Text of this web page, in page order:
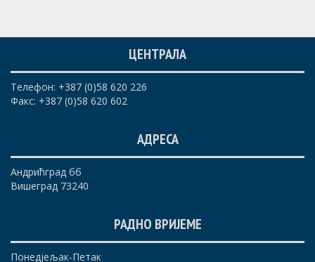
ЦЕНТРАЛА
Телефон: +387 (0)58 620 226
Факс: +387 (0)58 620 602
АДРЕСА
Андрићград бб
Вишеград 73240
РАДНО ВРИЈЕМЕ
Понедјељак-Петак